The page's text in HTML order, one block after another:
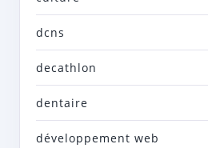
dcns
decathlon
dentaire
développement web